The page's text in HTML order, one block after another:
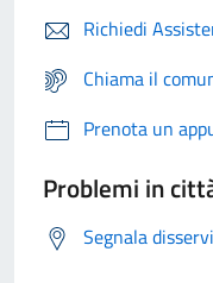
Richiedi
Chiama il
Prenota un
Problemi in
Segnala